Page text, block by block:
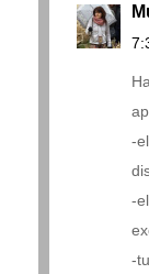
-
-
-